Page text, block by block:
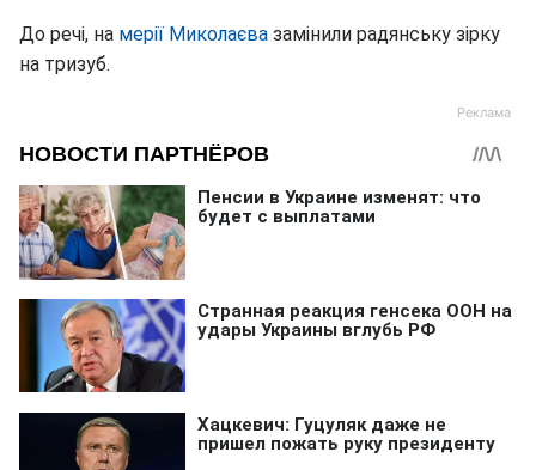
До речі, на мерії Миколаєва замінили радянську зірку
на тризуб.